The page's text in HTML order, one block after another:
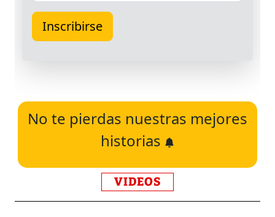
No te pierdas nuestras mejores
historias
VIDEOS